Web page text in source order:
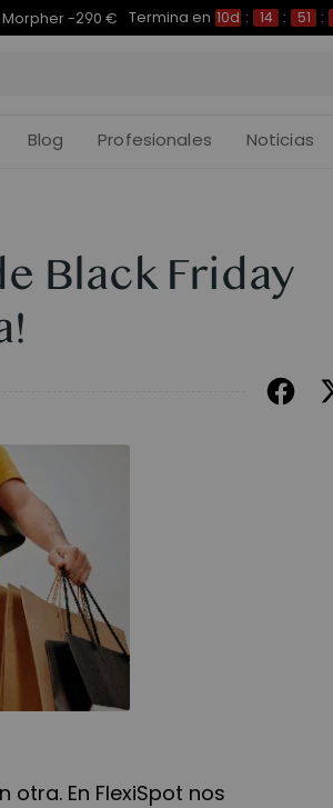
Plus -200 € Termina en 10d : 14 : 51 : 30
Blog Profesionales Noticias
Black Friday
En FlexiSpot nos